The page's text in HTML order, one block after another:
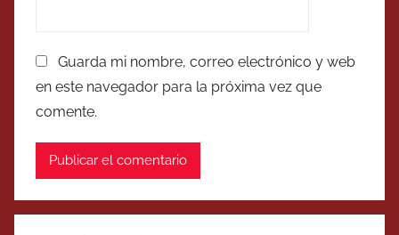
Guarda mi nombre, correo electrónico y web
en este navegador para la próxima vez que
comente.